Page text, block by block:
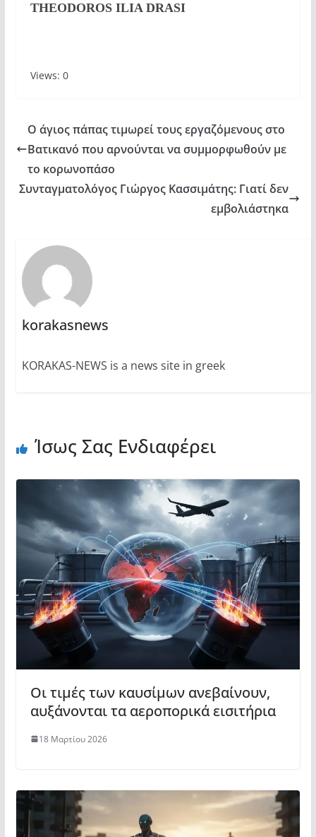
THEODOROS ILIA DRASI
Views: 0
Ο άγιος πάπας τιμωρεί τους εργαζόμενους στο
Βατικανό που αρνούνται να συμμορφωθούν με
το κορωνοπάσο
Συνταγματολόγος Γιώργος Κασσιμάτης: Γιατί δεν
εμβολιάστηκα
korakasnews
KORAKAS-NEWS is a news site in greek
Ίσως Σας Ενδιαφέρει
Οι τιμές των καυσίμων ανεβαίνουν,
αυξάνονται τα αεροπορικά εισιτήρια
18 Μαρτίου 2026